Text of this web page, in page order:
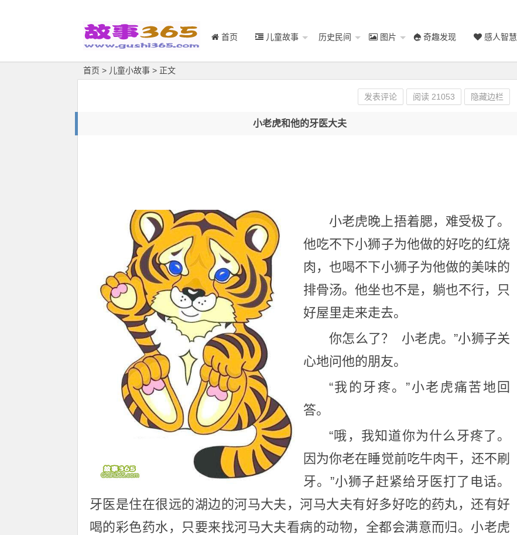
首页 儿童故事 历史民间 图片 奇趣发现 感人智慧
首页 > 儿童小故事 > 正文
小老虎和他的牙医大夫
小老虎晚上捂着腮，难受极了。
他吃不下小狮子为他做的好吃的红烧
肉，也喝不下小狮子为他做的美味的
排骨汤。他坐也不是，躺也不行，只
好屋里走来走去。
你怎么了？ 小老虎。”小狮子关
心地问他的朋友。
“我的牙疼。”小老虎痛苦地回
答。
“哦，我知道你为什么牙疼了。
因为你老在睡觉前吃牛肉干，还不刷
牙。”小狮子赶紧给牙医打了电话。
牙医是住在很远的湖边的河马大夫，河马大夫有好多好吃的药丸，还有好
喝的彩色药水，只要来找河马大夫看病的动物，全都会满意而归。小老虎
发表评论 阅读 21053 隐藏边栏